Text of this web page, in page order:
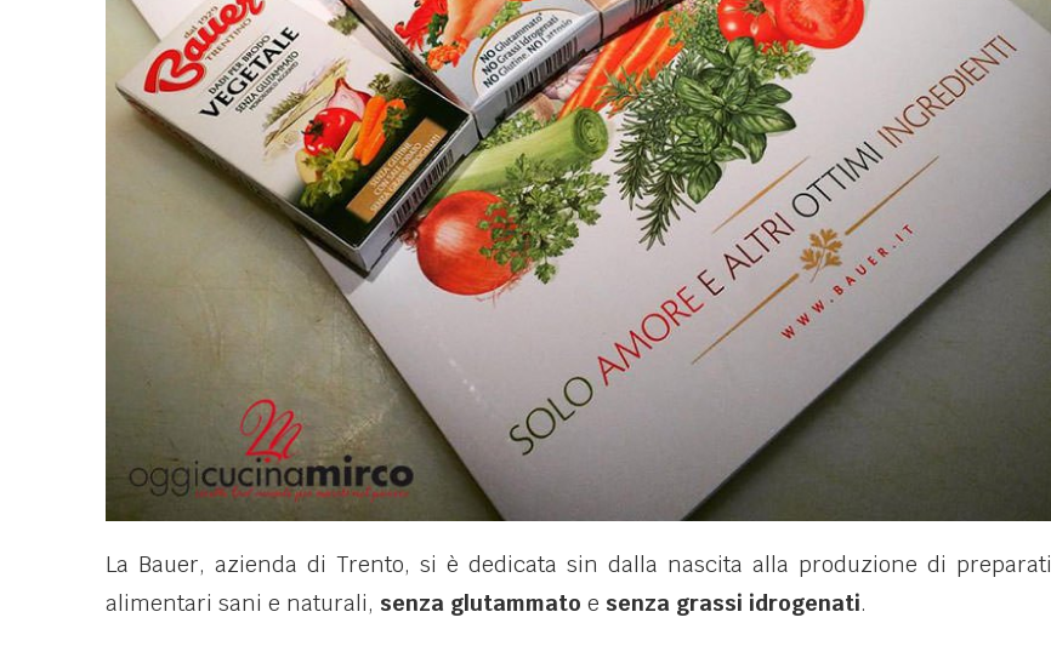
La Bauer, azienda di Trento, si è dedicata sin dalla nascita alla produzione di preparati
alimentari sani e naturali, senza glutammato e senza grassi idrogenati.